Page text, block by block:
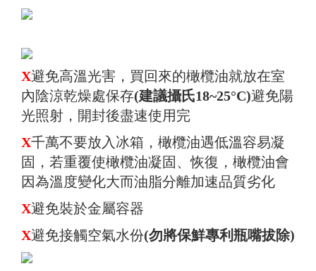
X避免高溫光害，買回來的橄欖油就放在室
內陰涼乾燥處保存(建議攝氏18~25°C)避免陽
光照射，開封後盡速使用完
X千萬不要放入冰箱，橄欖油遇低溫容易凝
固，若重覆使橄欖油凝固、恢復，橄欖油會
因為溫度變化大而油脂分離加速品質劣化
X避免裝於金屬容器
X避免接觸空氣水份(勿將保鮮專利瓶嘴拔除)